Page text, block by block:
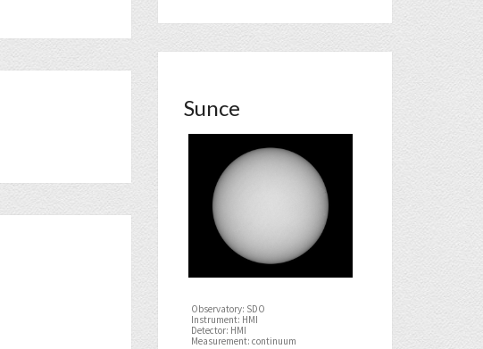
Sunce
Observatory: SDO
Instrument: HMI
Detector: HMI
Measurement: continuum